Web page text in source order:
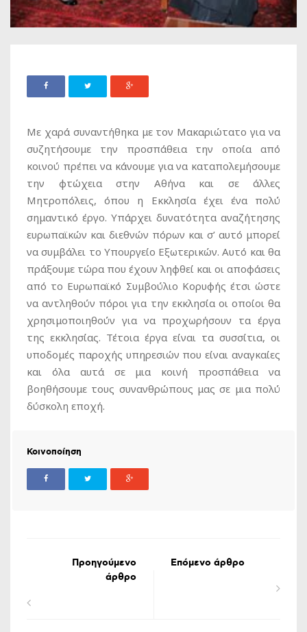
Με χαρά συναντήθηκα με τον Μακαριώτατο για να
συζητήσουμε την προσπάθεια την οποία από
κοινού πρέπει να κάνουμε για να καταπολεμήσουμε
την φτώχεια στην Αθήνα και σε άλλες
Μητροπόλεις, όπου η Εκκλησία έχει ένα πολύ
σημαντικό έργο. Υπάρχει δυνατότητα αναζήτησης
ευρωπαϊκών και διεθνών πόρων και σ’ αυτό μπορεί
να συμβάλει το Υπουργείο Εξωτερικών. Αυτό και θα
πράξουμε τώρα που έχουν ληφθεί και οι αποφάσεις
από το Ευρωπαϊκό Συμβούλιο Κορυφής έτσι ώστε
να αντληθούν πόροι για την εκκλησία οι οποίοι θα
χρησιμοποιηθούν για να προχωρήσουν τα έργα
της εκκλησίας. Τέτοια έργα είναι τα συσσίτια, οι
υποδομές παροχής υπηρεσιών που είναι αναγκαίες
και όλα αυτά σε μια κοινή προσπάθεια να
βοηθήσουμε τους συνανθρώπους μας σε μια πολύ
δύσκολη εποχή.
Κοινοποίηση
Προηγούμενο
άρθρο
Επόμενο άρθρο